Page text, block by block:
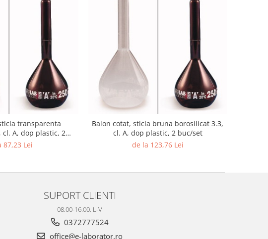
transparenta
cl. A, dop plastic, 2
set
87,23 Lei
Balon cotat, sticla bruna borosilicat 3.3,
cl. A, dop plastic, 2 buc/set
de la 123,76 Lei
SUPORT CLIENTI
08.00-16.00, L-V
0372777524
office@e-laborator.ro